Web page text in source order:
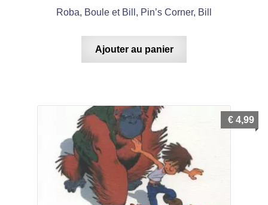
Roba, Boule et Bill, Pin’s Corner, Bill
Ajouter au panier
€ 4,99